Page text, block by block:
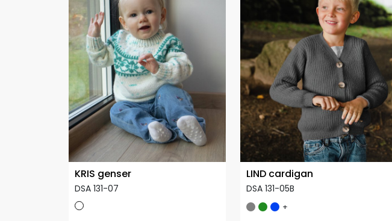
KRIS genser
DSA 131-07
LIND cardigan
DSA 131-05B
+